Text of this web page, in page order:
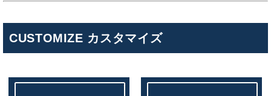
CUSTOMIZE カスタマイズ